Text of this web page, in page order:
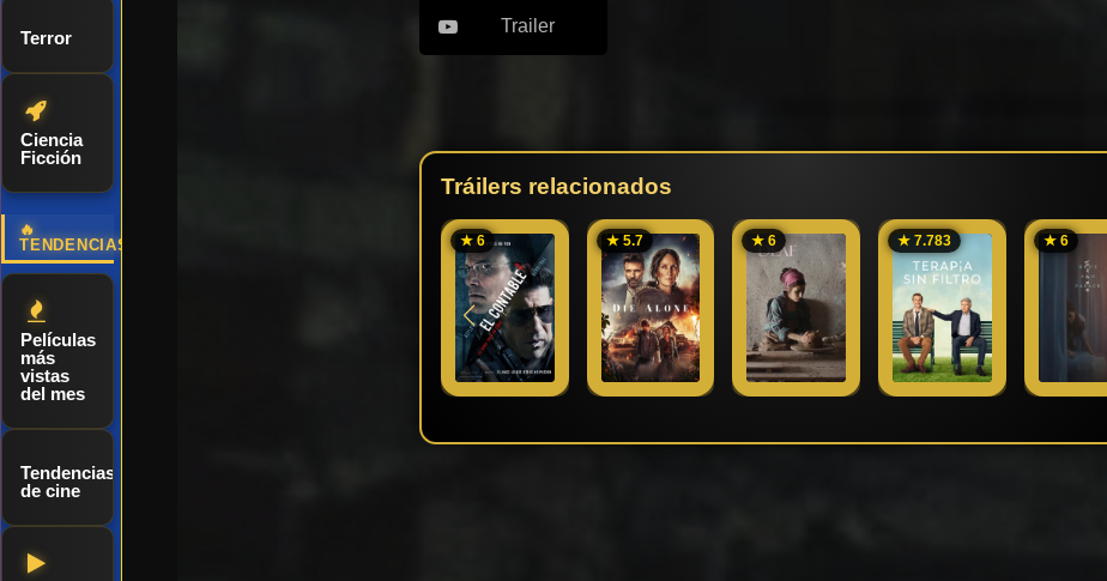
Terror
Ciencia
Ficción
🔥
TENDENCIAS
Películas
más
vistas
del mes
Tendencias
de cine
Trailer
Tráilers relacionados
★ 6 ★ 5.7 ★ 6 ★ 7.783 ★ 6